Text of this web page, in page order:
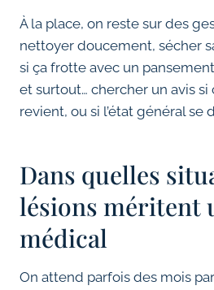
À la place, on reste sur des
nettoyer doucement, sécher
si ça frotte avec un
et surtout… chercher un avis si
revient, ou si l’état général se
Dans quelles
lésions méritent
médical
On attend parfois des mois